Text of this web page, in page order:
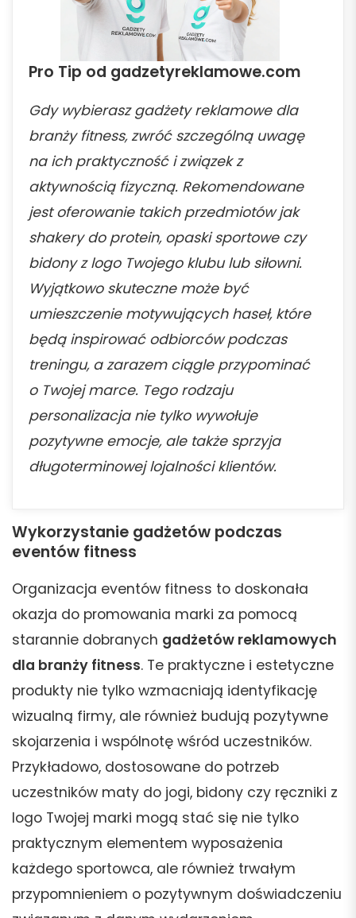
Pro Tip od gadzetyreklamowe.com
Gdy wybierasz gadżety reklamowe dla
branży fitness, zwróć szczególną uwagę
na ich praktyczność i związek z
aktywnością fizyczną. Rekomendowane
jest oferowanie takich przedmiotów jak
shakery do protein, opaski sportowe czy
bidony z logo Twojego klubu lub siłowni.
Wyjątkowo skuteczne może być
umieszczenie motywujących haseł, które
będą inspirować odbiorców podczas
treningu, a zarazem ciągle przypominać
o Twojej marce. Tego rodzaju
personalizacja nie tylko wywołuje
pozytywne emocje, ale także sprzyja
długoterminowej lojalności klientów.
Wykorzystanie gadżetów podczas
eventów fitness
Organizacja eventów fitness to doskonała
okazja do promowania marki za pomocą
starannie dobranych gadżetów reklamowych
dla branży fitness. Te praktyczne i estetyczne
produkty nie tylko wzmacniają identyfikację
wizualną firmy, ale również budują pozytywne
skojarzenia i wspólnotę wśród uczestników.
Przykładowo, dostosowane do potrzeb
uczestników maty do jogi, bidony czy ręczniki z
logo Twojej marki mogą stać się nie tylko
praktycznym elementem wyposażenia
każdego sportowca, ale również trwałym
przypomnieniem o pozytywnym doświadczeniu